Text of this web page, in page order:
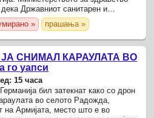
Државниот санитарен и
изврши вонредни
надзори во ...
» прашања »
СНИМАЛ КАРАУЛАТА ВО
го уапси
15 часа
бил затекнат како со дрон
во селото Радожда,
на Армијата, место што е во